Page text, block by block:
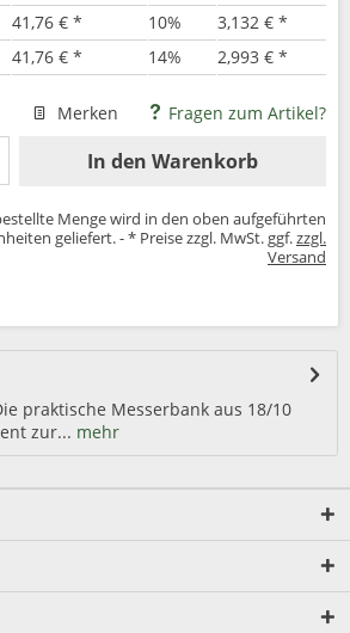
41,76 € * 10%
3,132 € *
41,76 € * 14% 2,993 € *
Merken Fragen zum Artikel?
In den Warenkorb
Menge wird in den oben aufgeführten
geliefert. - * Preise zzgl. MwSt. ggf.zzgl.
Versand
praktische Messerbank aus 18/10
zur... mehr